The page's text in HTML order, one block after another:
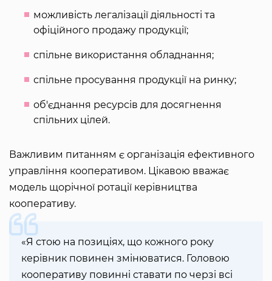
можливість легалізації діяльності та
офіційного продажу продукції;
спільне використання обладнання;
спільне просування продукції на ринку;
об'єднання ресурсів для досягнення
спільних цілей.
Важливим питанням є організація ефективного
управління кооперативом. Цікавою вважає
модель щорічної ротації керівництва
кооперативу.
«Я стою на позиціях, що кожного року
керівник повинен змінюватися. Головою
кооперативу повинні ставати по черзі всі